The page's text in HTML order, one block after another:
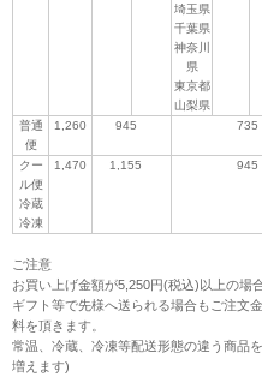
埼玉県
千葉県
神奈川
県
東京都
山梨県
普通
便
1,260 945 735
クー
ル便
冷蔵
冷凍
1,470 1,155 945
ご注意
お買い上げ金額が5,250円(税込)以上の場
ギフト等で先様へ送られる場合もご注文
料を頂きます。
常温、冷蔵、冷凍等配送形態の違う商品
増えます)